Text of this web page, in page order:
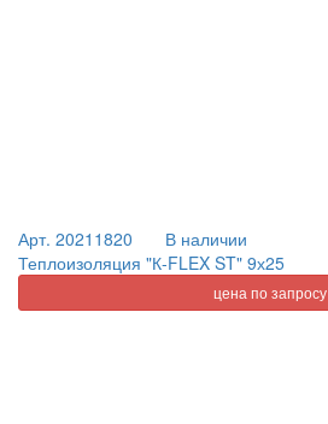
Арт. 20211820
В наличии
Теплоизоляция "К-FLEX ST" 9х25
цена по запросу